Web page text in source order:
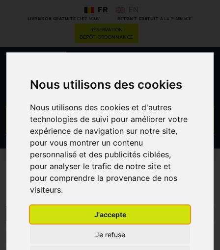
Nous utilisons des cookies
Nous utilisons des cookies et d'autres
technologies de suivi pour améliorer votre
expérience de navigation sur notre site,
pour vous montrer un contenu
personnalisé et des publicités ciblées,
pour analyser le trafic de notre site et
pour comprendre la provenance de nos
visiteurs.
J'accepte
Je refuse
LIVRAISON GRATUITECHEZ VOUS* RETRAIT GRATUIT À LA PHARMACIE *
FR
RÉSERVATION
DÉPÔT ORDONNANCE
CATÉGORIES PROMOS
P&G